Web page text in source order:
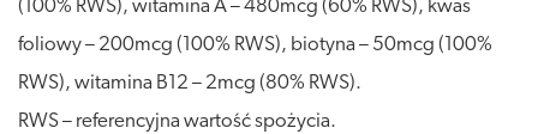
(100% RWS), witamina A – 480mcg (60% RWS), kwas
foliowy – 200mcg (100% RWS), biotyna – 50mcg (100%
RWS), witamina B12 – 2mcg (80% RWS).
RWS – referencyjna wartość spożycia.